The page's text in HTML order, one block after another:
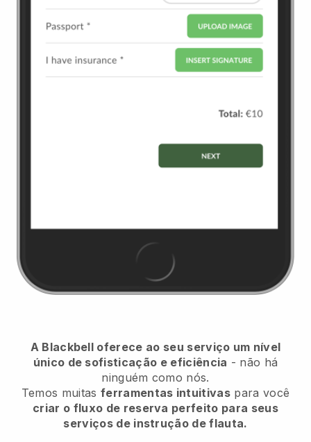
A Blackbell oferece ao seu serviço um nível
único de sofisticação e eficiência - não há
ninguém como nós.
Temos muitas ferramentas intuitivas para você
criar o fluxo de reserva perfeito para seus
serviços de instrução de flauta.